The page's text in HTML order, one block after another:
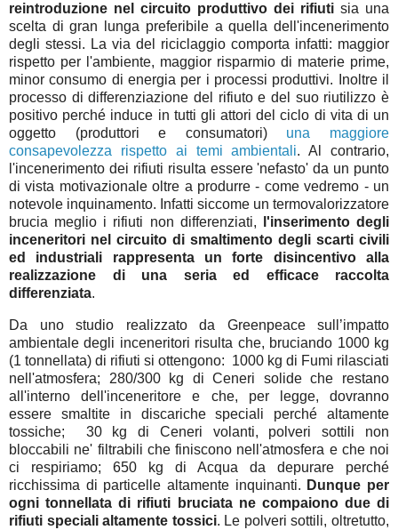
reintroduzione nel circuito produttivo dei rifiuti sia una
scelta di gran lunga preferibile a quella dell'incenerimento
degli stessi. La via del riciclaggio comporta infatti: maggior
rispetto per l'ambiente, maggior risparmio di materie prime,
minor consumo di energia per i processi produttivi. Inoltre il
processo di differenziazione del rifiuto e del suo riutilizzo è
positivo perché induce in tutti gli attori del ciclo di vita di un
oggetto (produttori e consumatori) una maggiore
consapevolezza rispetto ai temi ambientali. Al contrario,
l'incenerimento dei rifiuti risulta essere 'nefasto' da un punto
di vista motivazionale oltre a produrre - come vedremo - un
notevole inquinamento. Infatti siccome un termovalorizzatore
brucia meglio i rifiuti non differenziati,
l'inserimento degli
inceneritori nel circuito di smaltimento degli scarti civili
ed industriali rappresenta un forte disincentivo alla
realizzazione di una seria ed efficace raccolta
differenziata.
Da uno studio realizzato da Greenpeace sull’impatto
ambientale degli inceneritori risulta che, bruciando 1000 kg
(1 tonnellata) di rifiuti si ottengono: 1000 kg di Fumi rilasciati
nell'atmosfera; 280/300 kg di Ceneri solide che restano
all'interno dell'inceneritore e che, per legge, dovranno
essere smaltite in discariche speciali perché altamente
tossiche; 30 kg di Ceneri volanti, polveri sottili non
bloccabili ne' filtrabili che finiscono nell'atmosfera e che noi
ci respiriamo; 650 kg di Acqua da depurare perché
ricchissima di particelle altamente inquinanti. Dunque per
ogni tonnellata di rifiuti bruciata ne compaiono due di
rifiuti speciali altamente tossici. Le polveri sottili, oltretutto,